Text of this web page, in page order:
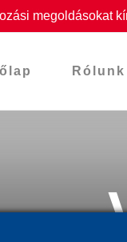
megoldásokat
Rólunk